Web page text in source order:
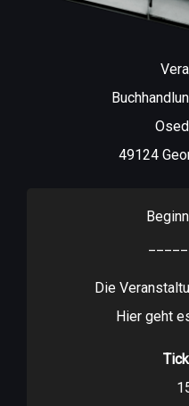
49124
Die
Hier geht